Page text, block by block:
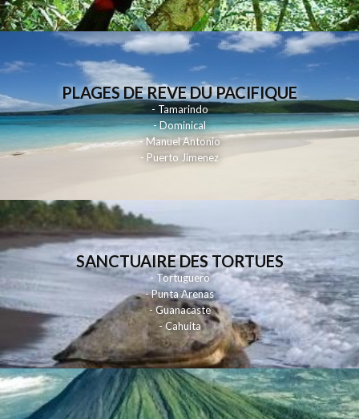
PLAGES DE REVE DU PACIFIQUE
- Tamarindo
- Dominical
- Manuel Antonio
- Puerto Jimenez
SANCTUAIRE DES TORTUES
- Tortuguero
- Punta Arenas
- Guanacaste
- Cahuita